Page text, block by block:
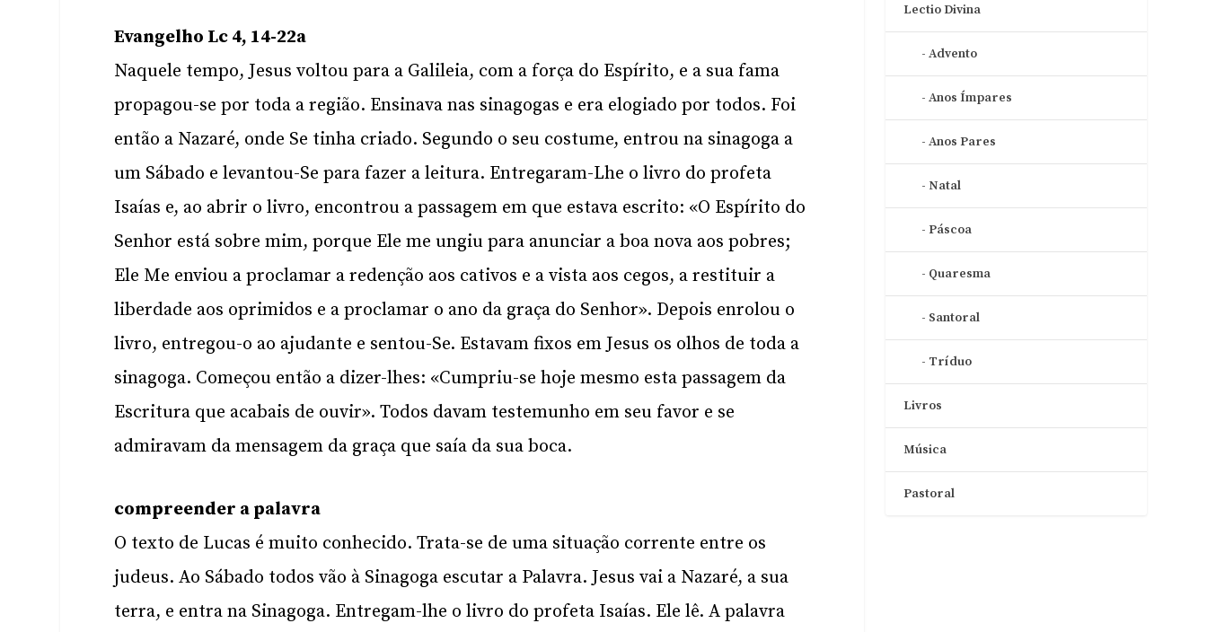
Evangelho Lc 4, 14-22a
Naquele tempo, Jesus voltou para a Galileia, com a força do Espírito, e a sua fama
propagou-se por toda a região. Ensinava nas sinagogas e era elogiado por todos. Foi
então a Nazaré, onde Se tinha criado. Segundo o seu costume, entrou na sinagoga a
um Sábado e levantou-Se para fazer a leitura. Entregaram-Lhe o livro do profeta
Isaías e, ao abrir o livro, encontrou a passagem em que estava escrito: «O Espírito do
Senhor está sobre mim, porque Ele me ungiu para anunciar a boa nova aos pobres;
Ele Me enviou a proclamar a redenção aos cativos e a vista aos cegos, a restituir a
liberdade aos oprimidos e a proclamar o ano da graça do Senhor». Depois enrolou o
livro, entregou-o ao ajudante e sentou-Se. Estavam fixos em Jesus os olhos de toda a
sinagoga. Começou então a dizer-lhes: «Cumpriu-se hoje mesmo esta passagem da
Escritura que acabais de ouvir». Todos davam testemunho em seu favor e se
admiravam da mensagem da graça que saía da sua boca.
compreender a palavra
O texto de Lucas é muito conhecido. Trata-se de uma situação corrente entre os
judeus. Ao Sábado todos vão à Sinagoga escutar a Palavra. Jesus vai a Nazaré, a sua
terra, e entra na Sinagoga. Entregam-lhe o livro do profeta Isaías. Ele lê. A palavra
Lectio Divina
Advento
Anos Ímpares
Anos Pares
Natal
Páscoa
Quaresma
Santoral
Tríduo
Livros
Música
Pastoral